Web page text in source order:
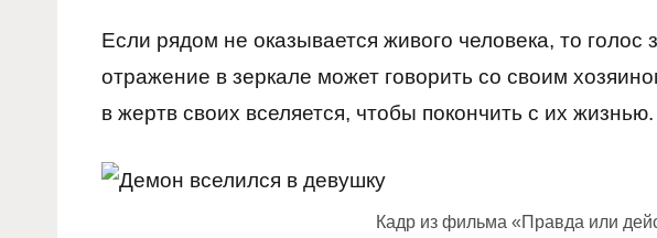
Если рядом не оказывается живого человека, то голос
отражение в зеркале может говорить со своим
в жертв своих вселяется, чтобы покончить с их жизнью.
Кадр из фильма «Правда или